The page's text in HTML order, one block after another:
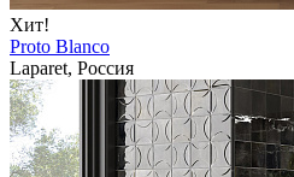
Хит!
Proto Blanco
Laparet, Россия